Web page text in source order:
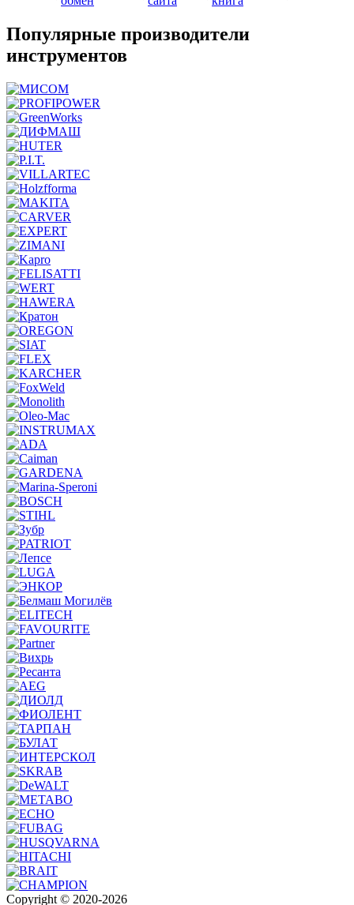
Популярные производители
инструментов
Copyright © 2020-2026